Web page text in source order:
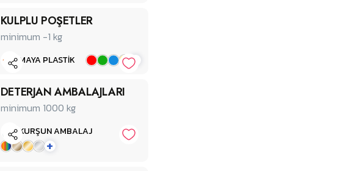
KULPLU POŞETLER
minimum -1 kg
MAYA PLASTİK +
DETERJAN AMBALAJLARI
minimum 1000 kg
KURŞUN AMBALAJ
+